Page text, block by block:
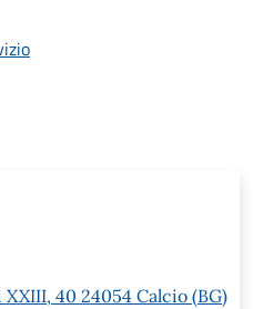
40 24054 Calcio (BG)